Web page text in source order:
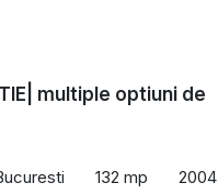
multiple optiuni de
132 mp 2004